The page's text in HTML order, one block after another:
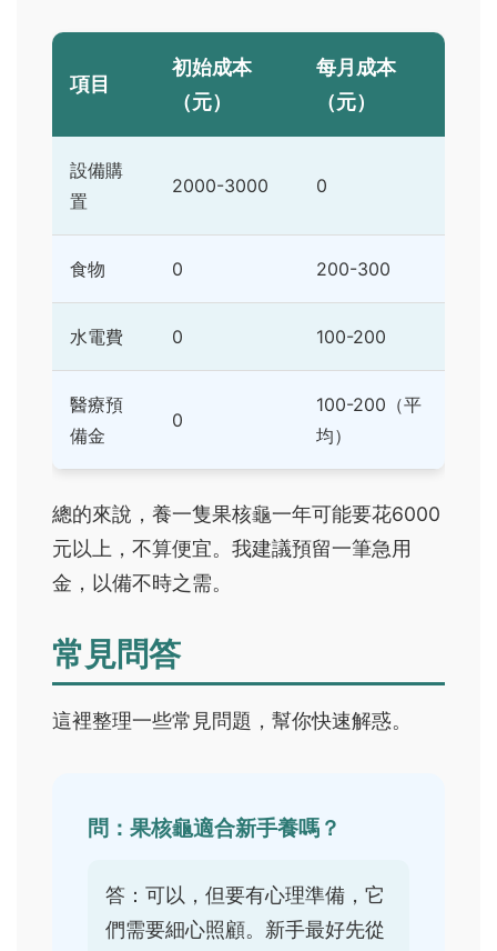
項目
初始成本
（元）
每月成本
（元）
設備購
置
2000-3000 0
食物 0 200-300
水電費 0 100-200
醫療預
備金
0
100-200（平
均）
總的來說，養一隻果核龜一年可能要花6000
元以上，不算便宜。我建議預留一筆急用
金，以備不時之需。
常見問答
這裡整理一些常見問題，幫你快速解惑。
問：果核龜適合新手養嗎？
答：可以，但要有心理準備，它
們需要細心照顧。新手最好先從